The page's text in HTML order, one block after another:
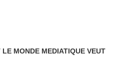
MONDE MEDIATIQUE VEUT